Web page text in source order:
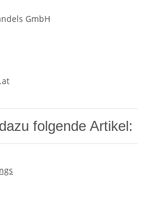
GmbH
folgende Artikel: